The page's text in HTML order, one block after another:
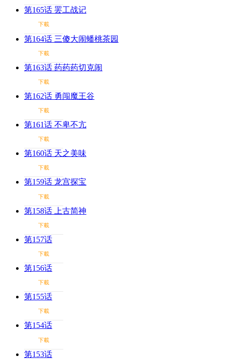
第165话 罢工战记
下載
第164话 三傻大闹蟠桃茶园
下載
第163话 药药药切克闹
下載
第162话 勇闯魔王谷
下載
第161话 不卑不亢
下載
第160话 天之美味
下載
第159话 龙宫探宝
下載
第158话 上古简神
下載
第157话
下載
第156话
下載
第155话
下載
第154话
下載
第153话